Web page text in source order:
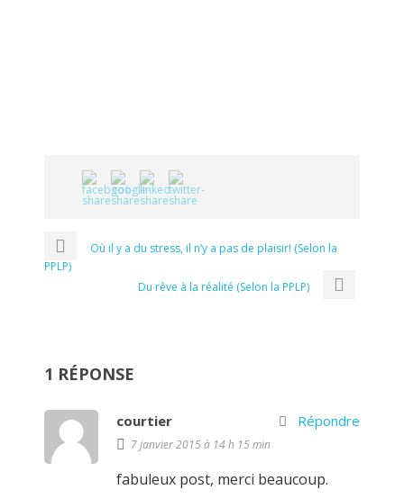
Où il y a du stress, il n’y a pas de plaisir! (Selon la
PPLP)
Du rêve à la réalité (Selon la PPLP)
1 RÉPONSE
courtier
7 janvier 2015 à 14 h 15 min
Répondre
fabuleux post, merci beaucoup.